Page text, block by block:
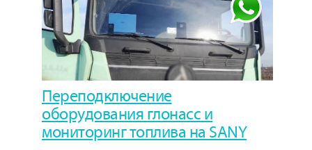
Переподключение
оборудования глонасс и
мониторинг топлива на SANY